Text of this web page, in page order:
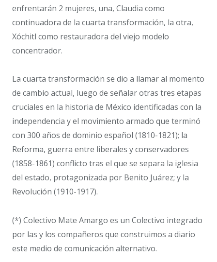
enfrentarán 2 mujeres, una, Claudia como
continuadora de la cuarta transformación, la otra,
Xóchitl como restauradora del viejo modelo
concentrador.
La cuarta transformación se dio a llamar al momento
de cambio actual, luego de señalar otras tres etapas
cruciales en la historia de México identificadas con la
independencia y el movimiento armado que terminó
con 300 años de dominio español (1810-1821); la
Reforma, guerra entre liberales y conservadores
(1858-1861) conflicto tras el que se separa la iglesia
del estado, protagonizada por Benito Juárez; y la
Revolución (1910-1917).
(*) Colectivo Mate Amargo es un Colectivo integrado
por las y los compañeros que construimos a diario
este medio de comunicación alternativo.